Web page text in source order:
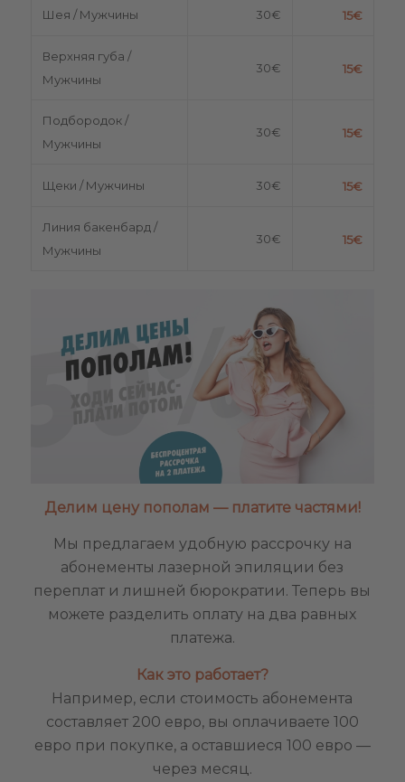
Шея / Мужчины 30€ 15€
Верхняя губа /
Мужчины
30€ 15€
Подбородок /
Мужчины
30€ 15€
Щеки / Мужчины 30€ 15€
Линия бакенбард /
Мужчины
30€ 15€
Делим цену пополам — платите частями!
Мы предлагаем удобную рассрочку на
абонементы лазерной эпиляции без
переплат и лишней бюрократии. Теперь вы
можете разделить оплату на два равных
платежа.
Как это работает?
Например, если стоимость абонемента
составляет 200 евро, вы оплачиваете 100
евро при покупке, а оставшиеся 100 евро —
через месяц.